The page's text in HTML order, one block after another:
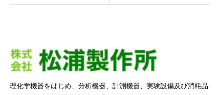
理化学機器をはじめ、分析機器、計測機器、実験設備及び消粍品